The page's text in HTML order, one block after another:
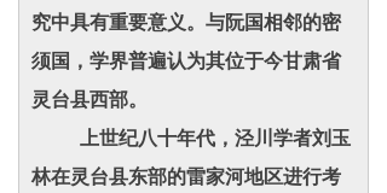
究中具有重要意义。与阮国相邻的密
须国，学界普遍认为其位于今甘肃省
灵台县西部。
上世纪八十年代，泾川学者刘玉
林在灵台县东部的雷家河地区进行考